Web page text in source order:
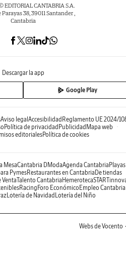
CANTABRIA S.A.
38, 39011 Santander ,
Cantabria
Descargar la app
Google Play
Aviso legalAccesibilidadReglamento UE 2024/
Política de privacidadPublicidadMapa web
editorialesPolítica de cookies
MesaCantabria DModaAgenda CantabriaPlayas
PymesRestaurantes en CantabriaDe tiendas
VentaTalento CantabriaHemeroteca
RacingForo EconómicoEmpleo Cantabria
Lotería de NavidadLotería del Niño
Webs de Vocento